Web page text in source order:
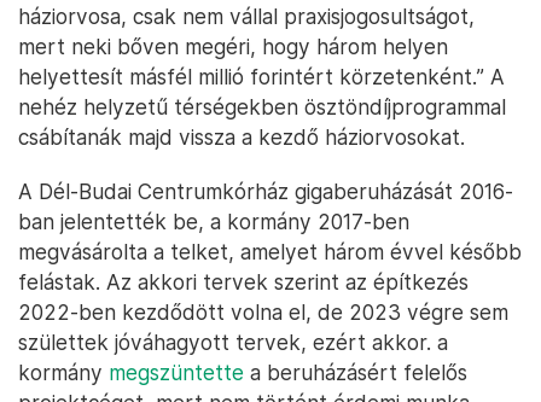
háziorvosa, csak nem vállal praxisjogosultságot,
mert neki bőven megéri, hogy három helyen
helyettesít másfél millió forintért körzetenként.” A
nehéz helyzetű térségekben ösztöndíjprogrammal
csábítanák majd vissza a kezdő háziorvosokat.
A Dél-Budai Centrumkórház gigaberuházását 2016-
ban jelentették be, a kormány 2017-ben
megvásárolta a telket, amelyet három évvel később
felástak. Az akkori tervek szerint az építkezés
2022-ben kezdődött volna el, de 2023 végre sem
születtek jóváhagyott tervek, ezért akkor. a
kormány megszüntette a beruházásért felelős